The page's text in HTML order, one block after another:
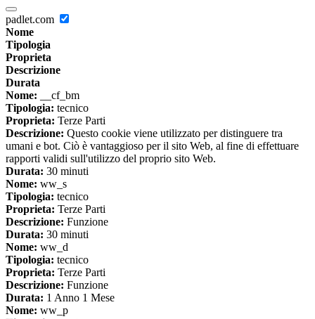
padlet.com
Nome
Tipologia
Proprieta
Descrizione
Durata
Nome: __cf_bm
Tipologia: tecnico
Proprieta: Terze Parti
Descrizione: Questo cookie viene utilizzato per distinguere tra
umani e bot. Ciò è vantaggioso per il sito Web, al fine di effettuare
rapporti validi sull'utilizzo del proprio sito Web.
Durata: 30 minuti
Nome: ww_s
Tipologia: tecnico
Proprieta: Terze Parti
Descrizione: Funzione
Durata: 30 minuti
Nome: ww_d
Tipologia: tecnico
Proprieta: Terze Parti
Descrizione: Funzione
Durata: 1 Anno 1 Mese
Nome: ww_p